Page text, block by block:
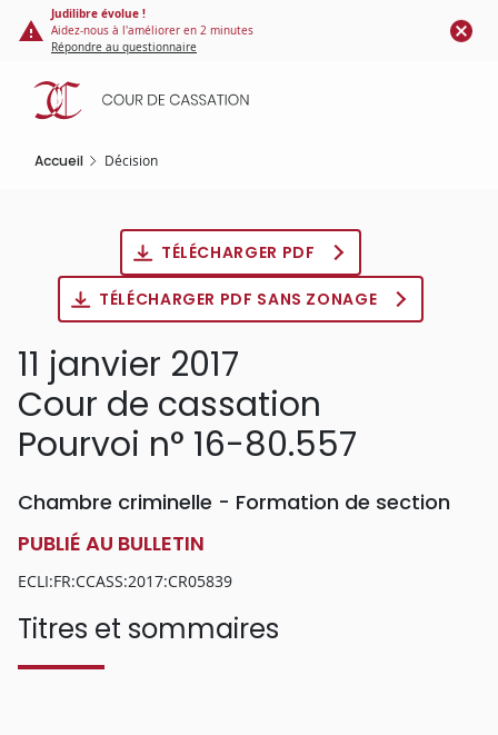
Panneau de gestion des cookies
contenu
principal
Judilibre évolue !
Aidez-nous à l'améliorer en 2 minutes
Répondre au questionnaire
Accueil Décision
TÉLÉCHARGER PDF
TÉLÉCHARGER PDF SANS ZONAGE
11 janvier 2017
Cour de cassation
Pourvoi n° 16-80.557
Chambre criminelle - Formation de section
PUBLIÉ AU BULLETIN
ECLI:FR:CCASS:2017:CR05839
Titres et sommaires